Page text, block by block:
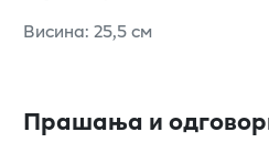
Висина: 25,5 см
Прашања и